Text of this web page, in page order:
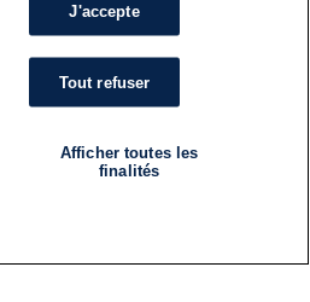
J'accepte
Tout refuser
Afficher toutes les
finalités